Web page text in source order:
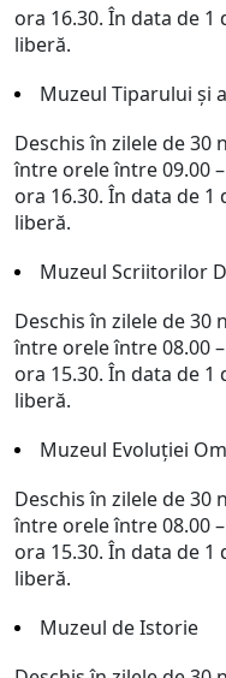
ora 16.30. În data de
liberă.
Muzeul Tiparului şi
Deschis în zilele de 30
între orele între 09.00
ora 16.30. În data de
liberă.
Muzeul Scriitorilor
Deschis în zilele de 30
între orele între 08.00
ora 15.30. În data de
liberă.
Muzeul Evoluţiei
Deschis în zilele de 30
între orele între 08.00
ora 15.30. În data de
liberă.
Muzeul de Istorie